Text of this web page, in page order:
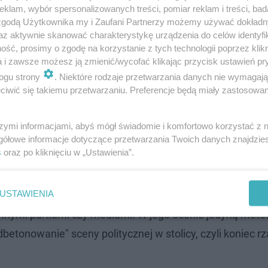
Obywatelska poczuli strach przed konsekwencjami
plan awaryjny powrotu do pierwotnych koncepcji -
Jego zdaniem to wynik presji zarówno ze strony
ratować się w tej dziwacznej sytuacji, kiedy
większość - dodał.
podgryzanie się polityków KO, bez oglądania się
stanowiska to jest czysta szopka, od razu
Według niego KO ma poczucie, że Warszawa
partiami czy mediami. W jego ocenie jedyną
sceny politycznej w stolicy, czyli koniec
wybór spersonalizowanych treści, pomiar reklam i treści,
Użytkownika my i Zaufani Partnerzy możemy używać
aktywnie skanować charakterystykę urządzenia do celów
prosimy o zgodę na korzystanie z tych technologii poprzez
i zawsze możesz ją zmienić/wycofać klikając przycisk ustawień
strony
. Niektóre rodzaje przetwarzania danych nie
się takiemu przetwarzaniu. Preferencje będą miały
informacjami, abyś mógł świadomie i komfortowo korzystać z
informacje dotyczące przetwarzania Twoich danych
oraz po kliknięciu w „Ustawienia”.
USTAWIENIA